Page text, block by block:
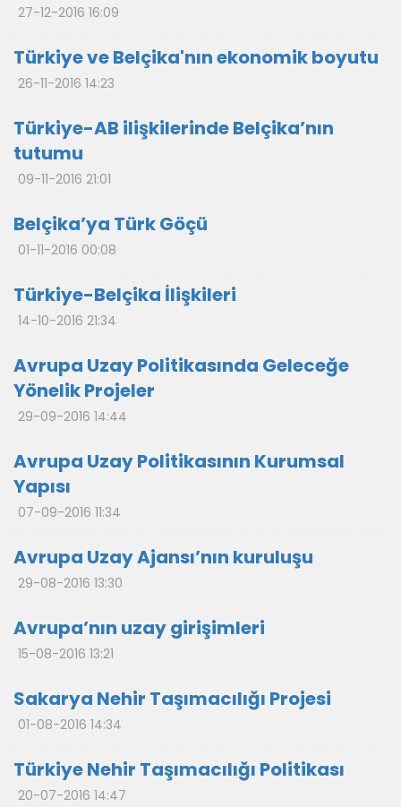
27-12-2016 16:09
Türkiye ve Belçika'nın ekonomik boyutu
26-11-2016 14:23
Türkiye-AB ilişkilerinde Belçika’nın
tutumu
09-11-2016 21:01
Belçika’ya Türk Göçü
01-11-2016 00:08
Türkiye-Belçika İlişkileri
14-10-2016 21:34
Avrupa Uzay Politikasında Geleceğe
Yönelik Projeler
29-09-2016 14:44
Avrupa Uzay Politikasının Kurumsal
Yapısı
07-09-2016 11:34
Avrupa Uzay Ajansı’nın kuruluşu
29-08-2016 13:30
Avrupa’nın uzay girişimleri
15-08-2016 13:21
Sakarya Nehir Taşımacılığı Projesi
01-08-2016 14:34
Türkiye Nehir Taşımacılığı Politikası
20-07-2016 14:47